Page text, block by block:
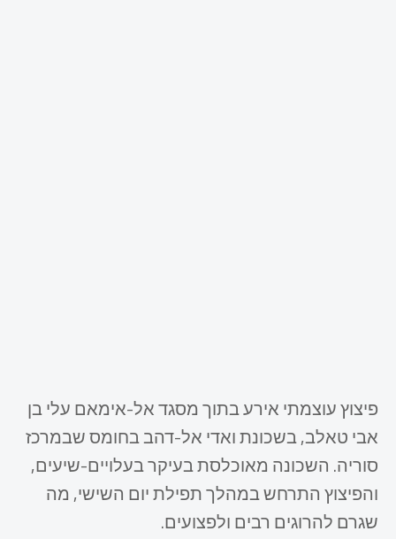
פיצוץ עוצמתי אירע בתוך מסגד אל-אימאם עלי בן
אבי טאלב, בשכונת ואדי אל-דהב בחומס שבמרכז
סוריה. השכונה מאוכלסת בעיקר בעלויים-שיעים,
והפיצוץ התרחש במהלך תפילת יום השישי, מה
שגרם להרוגים רבים ולפצועים.